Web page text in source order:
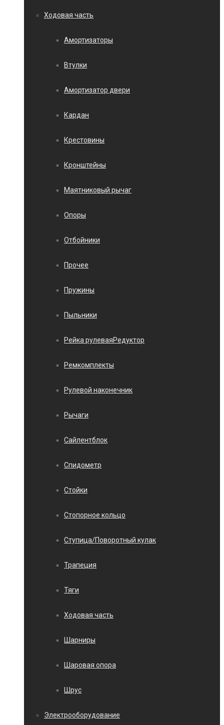
Ходовая часть
Амортизаторы
Втулки
Амортизатор двери
Кардан
Крестовины
Кронштейны
Маятниковый рычаг
Опоры
Отбойники
Прочее
Пружины
Пыльники
Рейка рулеваяРедуктор
Ремкомплекты
Рулевой наконечник
Рычаги
Сайлентблок
Спидометр
Стойки
Стопорное кольцо
Ступица/Поворотный кулак
Трапеция
Тяги
Ходовая часть
Шарниры
Шаровая опора
Шрус
Электрооборудование